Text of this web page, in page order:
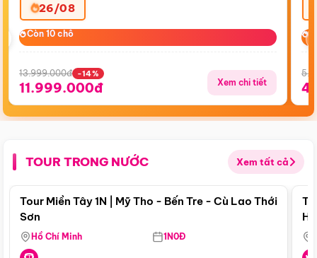
26/08
Còn 10 chỗ
Còn 10 chỗ
13.999.000đ -14%
11.999.000đ Xem chi tiết
TOUR TRONG NƯỚC Xem tất cả
Điểm nổi bật
Tour Miền Tây 1N | Mỹ Tho - Bến Tre - Cù Lao Thới
Sơn
Hồ Chí Minh 1N0Đ